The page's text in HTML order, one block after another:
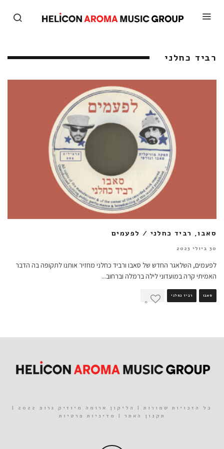
רביד כחלני
סאבו, רביד כחלני / לפעמים
30 ביולי 2023
לפעמים, השלאגר החדש של סאבו ורביד כחלני מחזיר אותנו לתקופה בה הדבר
האמיתי קרה במועדוני לילה ברמלה וברחוב...
סאבו רביד כחלני
0
כל הזכויות שמורות | הליקון ארומה מיוזיק גרופ 2022 |
תקנון האתר | מדיניות פרטיות